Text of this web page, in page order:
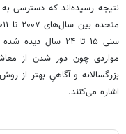
نتیجه رسیده‌اند که دسترسی
سنی ۱۵ تا ۲۴
مواردی چون دور شدن از
بزرگسالانه و آگاهیِ بهتر از
اشاره می‌کنند.